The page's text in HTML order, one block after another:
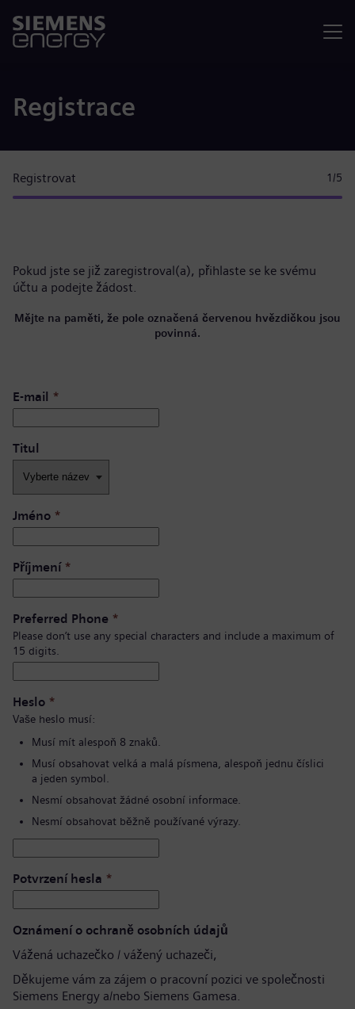
Registrace
Registrovat 1 /5
Pokud jste se již zaregistroval(a), přihlaste se ke svému
účtu a podejte žádost.
Mějte na paměti, že pole označená červenou hvězdičkou jsou
povinná.
E-mail *
Titul
Jméno *
Příjmení*
Preferred Phone *
Please don’t use any special characters and include a maximum of
15 digits.
Heslo *
Vaše heslo musí:
Musí mít alespoň 8 znaků.
Musí obsahovat velká a malá písmena, alespoň jednu číslici
a jeden symbol.
Nesmí obsahovat žádné osobní informace.
Nesmí obsahovat běžně používané výrazy.
Potvrzení hesla *
Oznámení o ochraně osobních údajů
Vážená uchazečko / vážený uchazeči,
Děkujeme vám za zájem o pracovní pozici ve společnosti
Siemens Energy a/nebo Siemens Gamesa.